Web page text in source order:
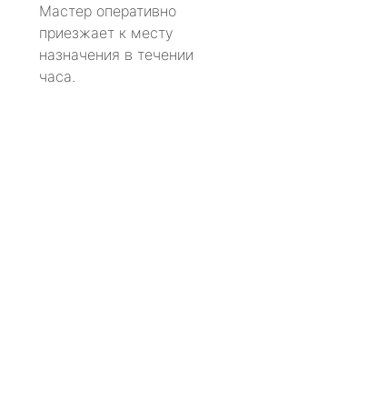
Мастер оперативно
приезжает к месту
назначения в течении
часа.